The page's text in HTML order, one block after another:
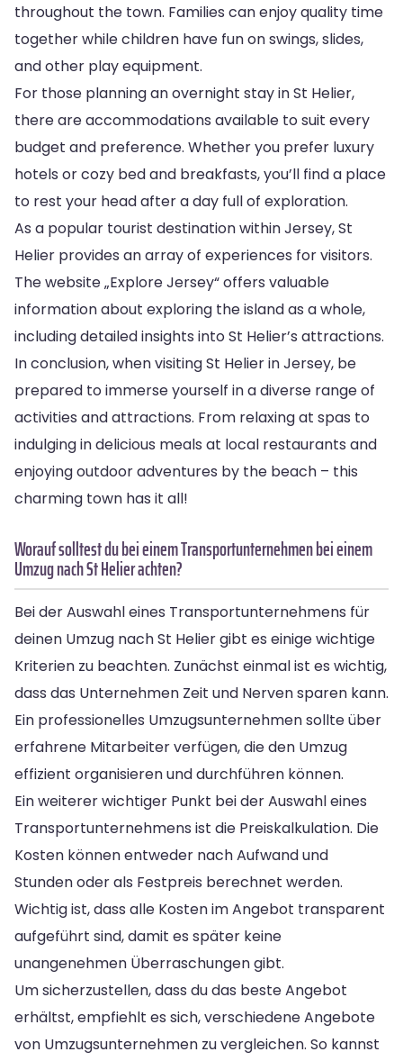
throughout the town. Families can enjoy quality time
together while children have fun on swings, slides,
and other play equipment.
For those planning an overnight stay in St Helier,
there are accommodations available to suit every
budget and preference. Whether you prefer luxury
hotels or cozy bed and breakfasts, you’ll find a place
to rest your head after a day full of exploration.
As a popular tourist destination within Jersey, St
Helier provides an array of experiences for visitors.
The website „Explore Jersey“ offers valuable
information about exploring the island as a whole,
including detailed insights into St Helier’s attractions.
In conclusion, when visiting St Helier in Jersey, be
prepared to immerse yourself in a diverse range of
activities and attractions. From relaxing at spas to
indulging in delicious meals at local restaurants and
enjoying outdoor adventures by the beach – this
charming town has it all!
Worauf solltest du bei einem Transportunternehmen bei einem
Umzug nach St Helier achten?
Bei der Auswahl eines Transportunternehmens für
deinen Umzug nach St Helier gibt es einige wichtige
Kriterien zu beachten. Zunächst einmal ist es wichtig,
dass das Unternehmen Zeit und Nerven sparen kann.
Ein professionelles Umzugsunternehmen sollte über
erfahrene Mitarbeiter verfügen, die den Umzug
effizient organisieren und durchführen können.
Ein weiterer wichtiger Punkt bei der Auswahl eines
Transportunternehmens ist die Preiskalkulation. Die
Kosten können entweder nach Aufwand und
Stunden oder als Festpreis berechnet werden.
Wichtig ist, dass alle Kosten im Angebot transparent
aufgeführt sind, damit es später keine
unangenehmen Überraschungen gibt.
Um sicherzustellen, dass du das beste Angebot
erhältst, empfiehlt es sich, verschiedene Angebote
von Umzugsunternehmen zu vergleichen. So kannst